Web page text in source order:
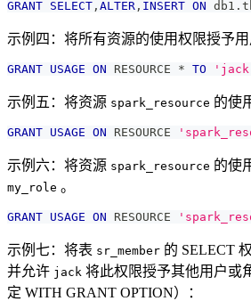
GRANT SELECT , ALTER , INSERT ON db1 .
示例四：将所有资源的使用权限授予用
GRANT USAGE ON RESOURCE * TO
示例五：将资源 spark_resource 的使
GRANT USAGE ON RESOURCE
示例六：将资源 spark_resource 的使
my_role 。
GRANT USAGE ON RESOURCE
示例七：将表 sr_member 的 SELECT
并允许 jack 将此权限授予其他用户或
定 WITH GRANT OPTION）：